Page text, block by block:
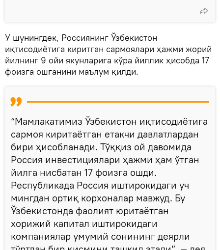
У шунингдек, Россиянинг Ўзбекистон
иқтисодиётига киритган сармоялари ҳажми жорий
йилнинг 9 ойи якунларига кўра йиллик ҳисобда 17
фоизга ошганини маълум қилди.
“Мамлакатимиз Ўзбекистон иқтисодиётига
сармоя киритаётган етакчи давлатлардан
бири ҳисобланади. Тўққиз ой давомида
Россия инвестициялари ҳажми ҳам ўтган
йилга нисбатан 17 фоизга ошди.
Республикада Россия иштирокидаги уч
мингдан ортиқ корхоналар мавжуд. Бу
Ўзбекистонда фаолият юритаётган
хорижий капитал иштирокидаги
компаниялар умумий сонининг деярли